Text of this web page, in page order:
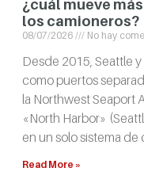
¿cuál mueve
los camioneros?
08/07/2026 No hay
Desde 2015, Seattle
como puertos
la Northwest Seaport
«North Harbor»
en un solo sistema de
Read More »